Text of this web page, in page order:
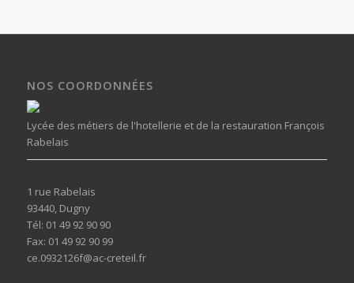
NOS COORDONNÉES
Lycée des métiers de l'hotellerie et de la restauration François
Rabelais
1 rue Rabelais
93440, Dugny
Tél: 01 49 92 90 90
Fax: 01 49 92 90 99
ce.0932126f@ac-creteil.fr